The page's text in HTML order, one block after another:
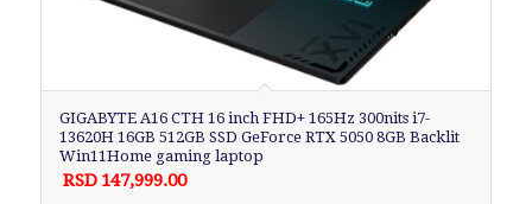
GIGABYTE A16 CTH 16 inch FHD+ 165Hz 300nits i7-
13620H 16GB 512GB SSD GeForce RTX 5050 8GB Backlit
Win11Home gaming laptop
RSD 147,999.00